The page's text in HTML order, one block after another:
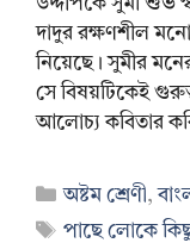
উদ্দীপকে সুমী শুভ
দাদুর রক্ষণশীল
নিয়েছে। সুমীর
সে বিষয়টিকেই
আলোচ্য কবিতার
Categories
অষ্টম শ্রেণী,
Tags
পাছে লোকে